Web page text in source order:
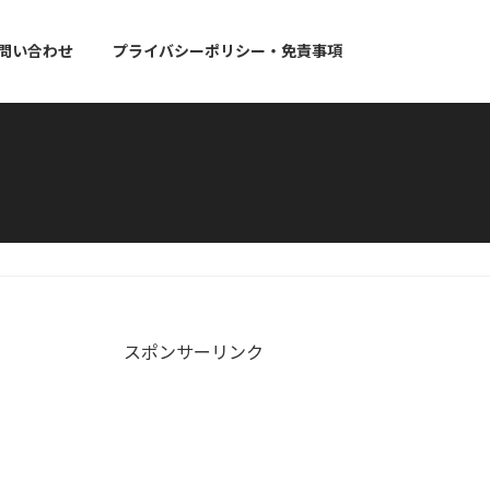
い合わせ プライバシーポリシー・免責事項
スポンサーリンク